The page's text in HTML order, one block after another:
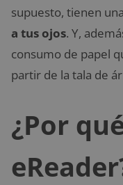
supuesto, tienen una
a tus ojos. Y,
consumo de papel
partir de la tala de
¿Por